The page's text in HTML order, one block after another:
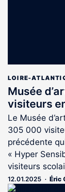
LOIRE-
Musée
visiteurs
Le Musée
305 000
précédente
« Hyper
visiteurs
12.01.2025 Éric